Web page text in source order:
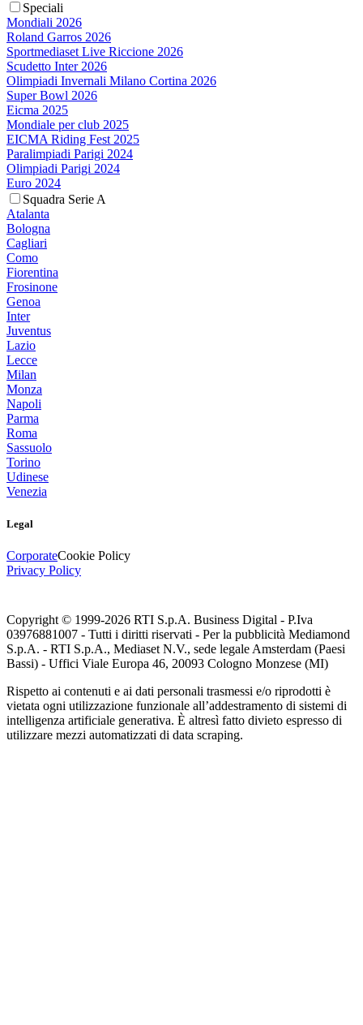
Speciali
Mondiali 2026
Roland Garros 2026
Sportmediaset Live Riccione 2026
Scudetto Inter 2026
Olimpiadi Invernali Milano Cortina 2026
Super Bowl 2026
Eicma 2025
Mondiale per club 2025
EICMA Riding Fest 2025
Paralimpiadi Parigi 2024
Olimpiadi Parigi 2024
Euro 2024
Squadra Serie A
Atalanta
Bologna
Cagliari
Como
Fiorentina
Frosinone
Genoa
Inter
Juventus
Lazio
Lecce
Milan
Monza
Napoli
Parma
Roma
Sassuolo
Torino
Udinese
Venezia
Legal
CorporateCookie Policy
Privacy Policy
Copyright © 1999-2026 RTI S.p.A. Business Digital - P.Iva
03976881007 - Tutti i diritti riservati - Per la pubblicità Mediamond
S.p.A. - RTI S.p.A., Mediaset N.V., sede legale Amsterdam (Paesi
Bassi) - Uffici Viale Europa 46, 20093 Cologno Monzese (MI)
Rispetto ai contenuti e ai dati personali trasmessi e/o riprodotti è
vietata ogni utilizzazione funzionale all’addestramento di sistemi di
intelligenza artificiale generativa. È altresì fatto divieto espresso di
utilizzare mezzi automatizzati di data scraping.